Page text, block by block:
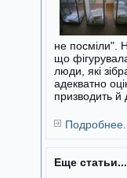
не посміли".
що
люди, які
адекватно
призводить й
Подробнее...
Еще статьи...